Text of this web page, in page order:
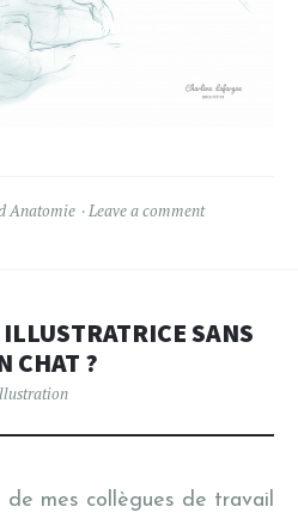
Anatomie Leave a comment
SANS
CHAT ?
de mes collègues de travail